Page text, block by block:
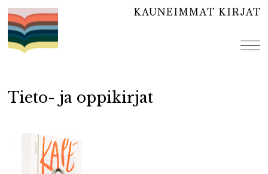
Hyppää
sisältöön
Tieto- ja oppikirjat